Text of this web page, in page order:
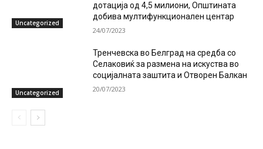
Uncategorized
дотација од 4,5 милиони, Општината
добива мултифункционален центар
24/07/2023
Uncategorized
Тренчевска во Белград на средба со
Селаковиќ за размена на искуства во
социјалната заштита и Отворен Балкан
20/07/2023